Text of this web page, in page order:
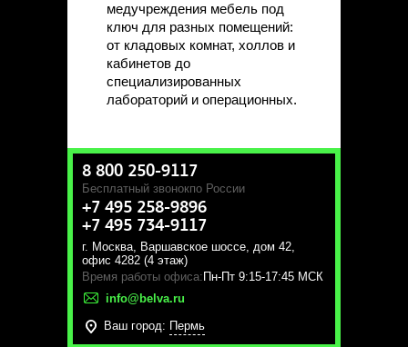
медучреждения мебель под
ключ для разных помещений:
от кладовых комнат, холлов и
кабинетов до
специализированных
лабораторий и операционных.
8 800 250-9117
Бесплатный звонокпо России
+7 495 258-9896
+7 495 734-9117
г. Москва, Варшавское шоссе, дом 42,
офис 4282 (4 этаж)
Время работы офиса: Пн-Пт 9:15-17:45 МСК
info@belva.ru
Ваш город: Пермь